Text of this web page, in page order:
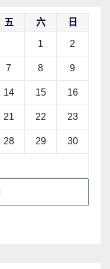
五 六 日
1 2
7 8 9
14 15 16
21 22 23
28 29 30